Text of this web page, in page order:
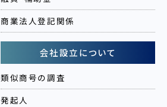
商業法人登記関係
会社設立について
類似商号の調査
発起人